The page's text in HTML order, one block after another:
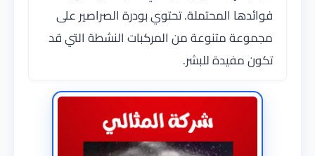
فوائدها المحتملة. تحتوي بودرة الصراصير على
مجموعة متنوعة من المركبات النشطة التي قد
تكون مفيدة للبشر.